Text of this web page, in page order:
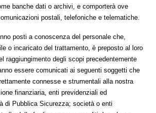
banche dati o archivi, e comporterà ove
postali, telefoniche e telematiche.
posti a conoscenza del personale che,
o incaricato del trattamento, è preposto al loro
raggiungimento degli scopi precedentemente
essere comunicati ai seguenti soggetti che
connesse e strumentali alla nostra
finanziaria, enti previdenziali ed
di Pubblica Sicurezza; società o enti